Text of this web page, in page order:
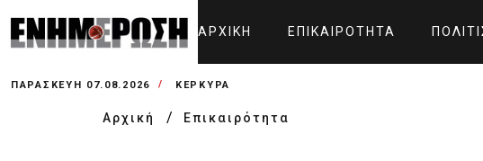
ΑΡΧΙΚΉ ΕΠΙΚΑΙΡΌΤΗΤΑ
ΠΑΡΑΣΚΕΥΉ 07.08.2026 ΚΕΡΚΥΡΑ
Αρχική Επικαιρότητα